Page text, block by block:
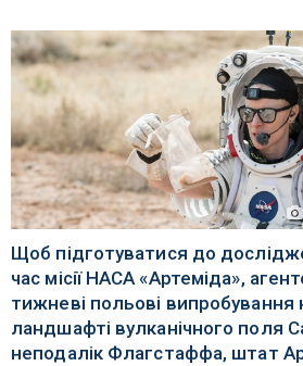
Щоб підготуватися до
час місії НАСА «Артеміда»,
тижневі польові випробування
ландшафті вулканічного поля
неподалік Флагстаффа, штат